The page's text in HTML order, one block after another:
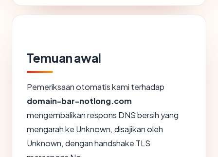
Temuan awal
Pemeriksaan otomatis kami terhadap
domain-bar-notlong.com
mengembalikan respons DNS bersih yang
mengarah ke Unknown, disajikan oleh
Unknown, dengan handshake TLS